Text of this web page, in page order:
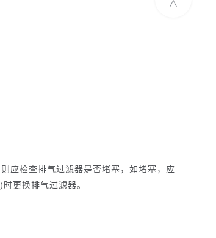
应检查排气过滤器是否堵塞，如堵塞，应
更换排气过滤器。
∧